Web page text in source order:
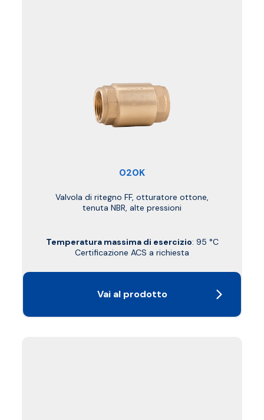
020K
Valvola di ritegno FF, otturatore ottone,
tenuta NBR, alte pressioni
Temperatura massima di esercizio: 95 °C
Certificazione ACS a richiesta
Vai al prodotto